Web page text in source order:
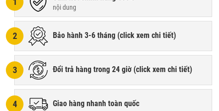
nội dung
2 Bảo hành 3-6 tháng (click xem chi tiết)
3 Đổi trả hàng trong 24 giờ (click xem chi tiết)
4 Giao hàng nhanh toàn quốc